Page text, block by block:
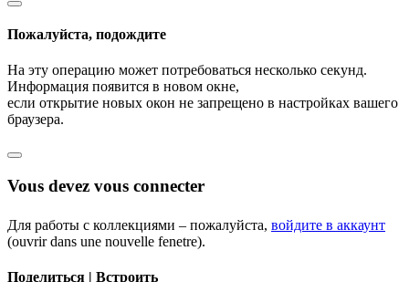
Пожалуйста, подождите
На эту операцию может потребоваться несколько секунд.
Информация появится в новом окне,
если открытие новых окон не запрещено в настройках вашего
браузера.
Vous devez vous connecter
Для работы с коллекциями – пожалуйста, войдите в аккаунт
(ouvrir dans une nouvelle fenetre).
Поделиться | Встроить